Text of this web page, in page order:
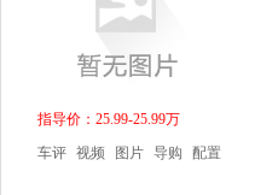
指导价：25.99-25.99万
车评 视频 图片 导购 配置